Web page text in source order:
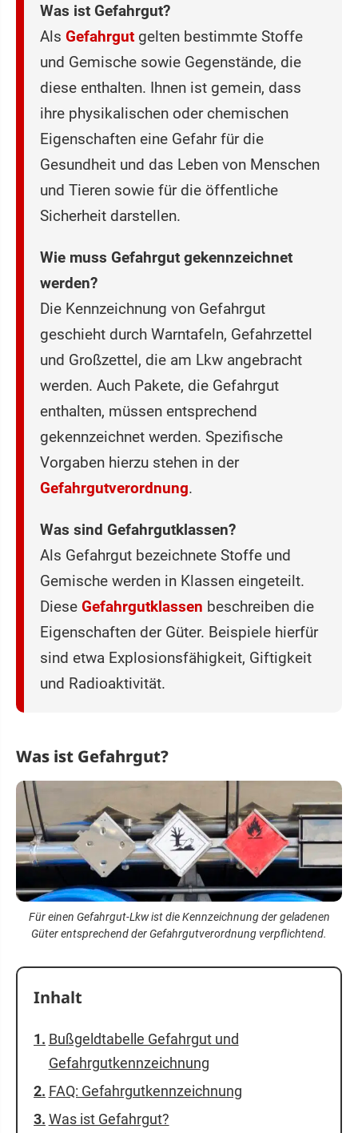
Was ist Gefahrgut?
Als Gefahrgut gelten bestimmte Stoffe
und Gemische sowie Gegenstände, die
diese enthalten. Ihnen ist gemein, dass
ihre physikalischen oder chemischen
Eigenschaften eine Gefahr für die
Gesundheit und das Leben von Menschen
und Tieren sowie für die öffentliche
Sicherheit darstellen.
Wie muss Gefahrgut gekennzeichnet
werden?
Die Kennzeichnung von Gefahrgut
geschieht durch Warntafeln, Gefahrzettel
und Großzettel, die am Lkw angebracht
werden. Auch Pakete, die Gefahrgut
enthalten, müssen entsprechend
gekennzeichnet werden. Spezifische
Vorgaben hierzu stehen in der
Gefahrgutverordnung.
Was sind Gefahrgutklassen?
Als Gefahrgut bezeichnete Stoffe und
Gemische werden in Klassen eingeteilt.
Diese Gefahrgutklassen beschreiben die
Eigenschaften der Güter. Beispiele hierfür
sind etwa Explosionsfähigkeit, Giftigkeit
und Radioaktivität.
Was ist Gefahrgut?
Für einen Gefahrgut-Lkw ist die Kennzeichnung der geladenen
Güter entsprechend der Gefahrgutverordnung verpflichtend.
Inhalt
Bußgeldtabelle Gefahrgut und
Gefahrgutkennzeichnung
FAQ: Gefahrgutkennzeichnung
Was ist Gefahrgut?